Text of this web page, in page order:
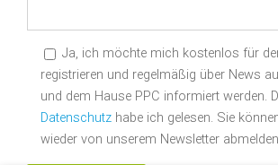
Ja, ich möchte mich kostenlos für
registrieren und regelmäßig über News
und dem Hause PPC informiert werden.
Datenschutzhabe ich gelesen. Sie
wieder von unserem Newsletter